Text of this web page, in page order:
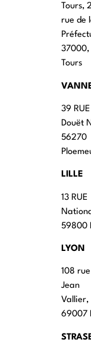
Tours,
rue de
37000,
Tours
39
Douët
56270
LILLE
13 RUE
59800
LYON
108 rue
Jean
Vallier,
69007